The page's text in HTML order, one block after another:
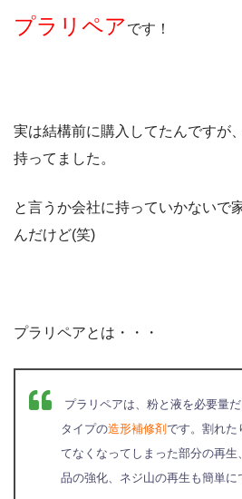
プラリペアです！
実は結構前に購入してたんですが
持ってました。
と言うか会社に持っていかないで
んだけど(笑)
プラリペアとは・・・
プラリペアは、粉と液を必要量
タイプの造形補修剤です。割れた
てなくなってしまった部分の再生
品の強化、ネジ山の再生も簡単に